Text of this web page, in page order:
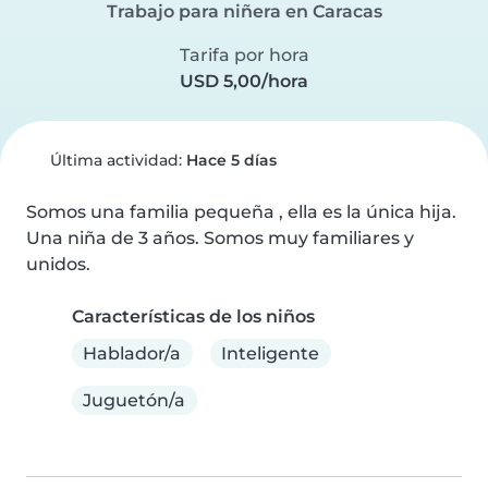
Trabajo para niñera en Caracas
Tarifa por hora
USD 5,00/hora
Última actividad: Hace 5 días
Somos una familia pequeña , ella es la única hija.
Una niña de 3 años. Somos muy familiares y
unidos.
Características de los niños
Hablador/a
Inteligente
Juguetón/a